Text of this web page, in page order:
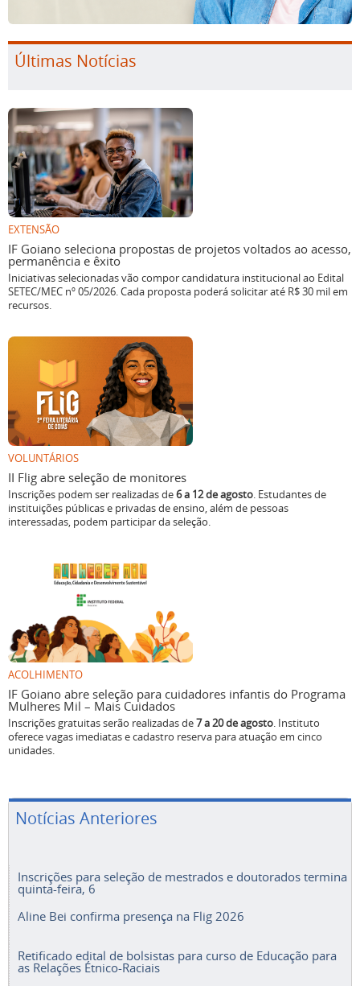
Últimas Notícias
EXTENSÃO
IF Goiano seleciona propostas de projetos voltados ao acesso,
permanência e êxito
Iniciativas selecionadas vão compor candidatura institucional ao Edital
SETEC/MEC nº 05/2026. Cada proposta poderá solicitar até R$ 30 mil em
recursos.
VOLUNTÁRIOS
II Flig abre seleção de monitores
Inscrições podem ser realizadas de6 a 12 de agosto. Estudantes de
instituições públicas e privadas de ensino, além de pessoas
interessadas, podem participar da seleção.
ACOLHIMENTO
IF Goiano abre seleção para cuidadores infantis do Programa
Mulheres Mil – Mais Cuidados
Inscrições gratuitas serão realizadas de7 a 20 de agosto. Instituto
oferece vagas imediatas e cadastro reserva para atuação em cinco
unidades.
Notícias Anteriores
Inscrições para seleção de mestrados e doutorados termina
quinta-feira, 6
Aline Bei confirma presença na Flig 2026
Retificado edital de bolsistas para curso de Educação para
as Relações Étnico-Raciais